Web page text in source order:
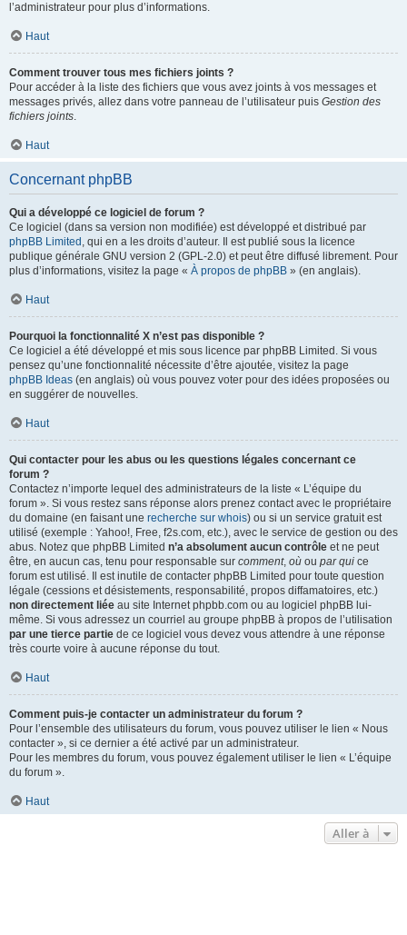
l’administrateur pour plus d’informations.
Haut
Comment trouver tous mes fichiers joints ?
Pour accéder à la liste des fichiers que vous avez joints à vos messages et
messages privés, allez dans votre panneau de l’utilisateur puis Gestion des
fichiers joints.
Haut
Concernant phpBB
Qui a développé ce logiciel de forum ?
Ce logiciel (dans sa version non modifiée) est développé et distribué par
phpBB Limited , qui en a les droits d’auteur. Il est publié sous la licence
publique générale GNU version 2 (GPL-2.0) et peut être diffusé librement. Pour
plus d’informations, visitez la page « À propos de phpBB » (en anglais).
Haut
Pourquoi la fonctionnalité X n’est pas disponible ?
Ce logiciel a été développé et mis sous licence par phpBB Limited. Si vous
pensez qu’une fonctionnalité nécessite d’être ajoutée, visitez la page
phpBB Ideas (en anglais) où vous pouvez voter pour des idées proposées ou
en suggérer de nouvelles.
Haut
Qui contacter pour les abus ou les questions légales concernant ce
forum ?
Contactez n’importe lequel des administrateurs de la liste « L’équipe du
forum ». Si vous restez sans réponse alors prenez contact avec le propriétaire
du domaine (en faisant une recherche sur whois) ou si un service gratuit est
utilisé (exemple : Yahoo!, Free, f2s.com, etc.), avec le service de gestion ou des
abus. Notez que phpBB Limited n’a absolument aucun contrôle et ne peut
être, en aucun cas, tenu pour responsable sur comment, où ou par qui ce
forum est utilisé. Il est inutile de contacter phpBB Limited pour toute question
légale (cessions et désistements, responsabilité, propos diffamatoires, etc.)
non directement liée au site Internet phpbb.com ou au logiciel phpBB lui-
même. Si vous adressez un courriel au groupe phpBB à propos de l’utilisation
par une tierce partie de ce logiciel vous devez vous attendre à une réponse
très courte voire à aucune réponse du tout.
Haut
Comment puis-je contacter un administrateur du forum ?
Pour l’ensemble des utilisateurs du forum, vous pouvez utiliser le lien « Nous
contacter », si ce dernier a été activé par un administrateur.
Pour les membres du forum, vous pouvez également utiliser le lien « L’équipe
du forum ».
Haut
Aller à